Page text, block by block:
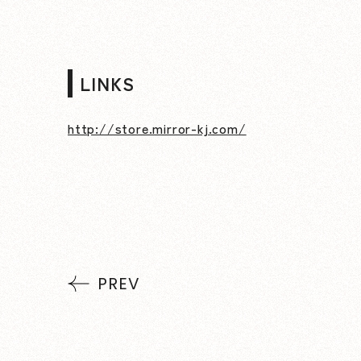
LINKS
http://store.mirror-kj.com/
PREV